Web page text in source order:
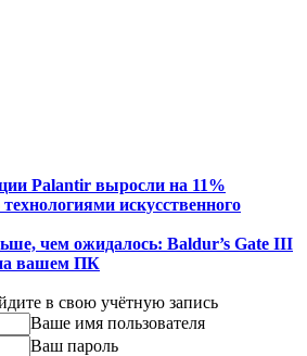
Palantir выросли на 11%
искусственного
чем ожидалось: Baldur’s Gate III
вашем ПК
в свою учётную запись
Ваше имя пользователя
Ваш пароль